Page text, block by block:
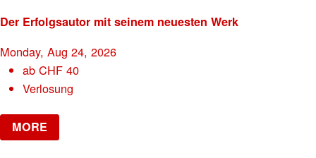
Der Erfolgsautor mit seinem neuesten Werk
Monday, Aug 24, 2026
abCHF 40
Verlosung
MORE